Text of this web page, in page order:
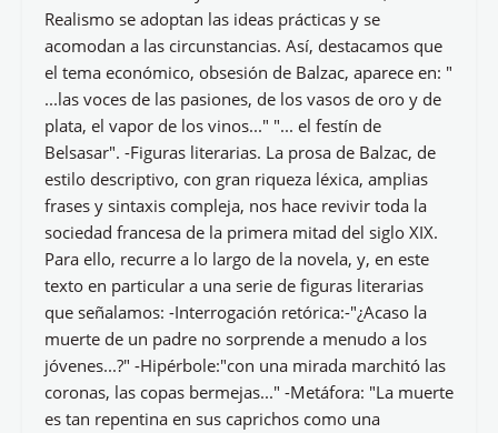
Realismo se adoptan las ideas prácticas y se
acomodan a las circunstancias. Así, destacamos que
el tema económico, obsesión de Balzac, aparece en: "
...las voces de las pasiones, de los vasos de oro y de
plata, el vapor de los vinos..." "... el festín de
Belsasar". -Figuras literarias. La prosa de Balzac, de
estilo descriptivo, con gran riqueza léxica, amplias
frases y sintaxis compleja, nos hace revivir toda la
sociedad francesa de la primera mitad del siglo XIX.
Para ello, recurre a lo largo de la novela, y, en este
texto en particular a una serie de figuras literarias
que señalamos: -Interrogación retórica:-"¿Acaso la
muerte de un padre no sorprende a menudo a los
jóvenes...?" -Hipérbole:"con una mirada marchitó las
coronas, las copas bermejas..." -Metáfora: "La muerte
es tan repentina en sus caprichos como una